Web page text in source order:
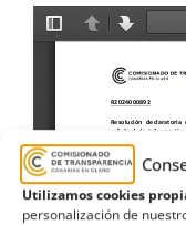
Utilizamos cookies
personalización de